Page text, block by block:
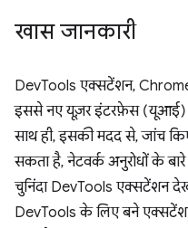
खास जानकारी
DevTools एक्सटेंशन,
इससे नए यूज़र इंटरफ़ेस (यूआई)
साथ ही, इसकी मदद से, जांच
सकता है, नेटवर्क अनुरोधों के
चुनिंदा DevTools एक्सटेंशन
DevTools के लिए बने